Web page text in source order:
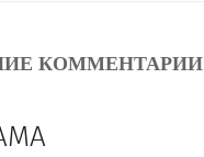
КОММЕНТАРИИ